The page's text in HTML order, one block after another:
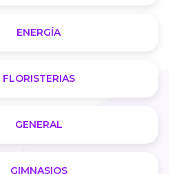
ENERGÍA
FLORISTERIAS
GENERAL
GIMNASIOS